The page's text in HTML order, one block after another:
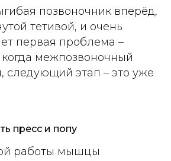
позвоночник вперёд,
тетивой, и очень
первая проблема –
когда межпозвоночный
следующий этап – это уже
пресс и попу
работы мышцы